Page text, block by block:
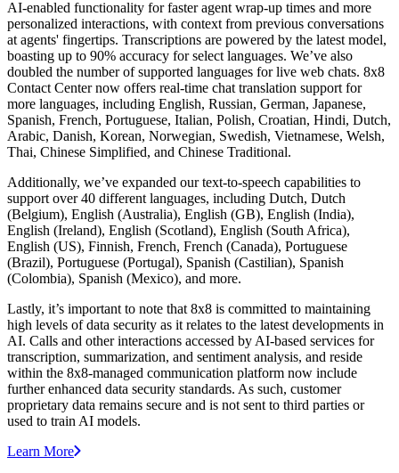
AI-enabled functionality for faster agent wrap-up times and more
personalized interactions, with context from previous conversations
at agents' fingertips. Transcriptions are powered by the latest model,
boasting up to 90% accuracy for select languages. We’ve also
doubled the number of supported languages for live web chats. 8x8
Contact Center now offers real-time chat translation support for
more languages, including English, Russian, German, Japanese,
Spanish, French, Portuguese, Italian, Polish, Croatian, Hindi, Dutch,
Arabic, Danish, Korean, Norwegian, Swedish, Vietnamese, Welsh,
Thai, Chinese Simplified, and Chinese Traditional.
Additionally, we’ve expanded our text-to-speech capabilities to
support over 40 different languages, including Dutch, Dutch
(Belgium), English (Australia), English (GB), English (India),
English (Ireland), English (Scotland), English (South Africa),
English (US), Finnish, French, French (Canada), Portuguese
(Brazil), Portuguese (Portugal), Spanish (Castilian), Spanish
(Colombia), Spanish (Mexico), and more.
Lastly, it’s important to note that 8x8 is committed to maintaining
high levels of data security as it relates to the latest developments in
AI. Calls and other interactions accessed by AI-based services for
transcription, summarization, and sentiment analysis, and reside
within the 8x8-managed communication platform now include
further enhanced data security standards. As such, customer
proprietary data remains secure and is not sent to third parties or
used to train AI models.
Learn More